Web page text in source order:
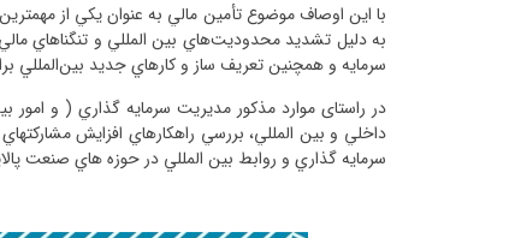
با این اوصاف موضوع تأمين مالي به عنوان يکي از
به دليل تشديد محدوديت‌هاي بين­ المللي و تنگناهاي
سرمايه و همچنين تعريف ساز و کارهاي جديد بين‌المللي
در راستای موارد مذکور مديريت سرمايه ­­گذاري ( و امور
داخلي و بين المللي، بررسي راهكارهاي افزايش
سرمايه­ گذاري و روابط بين­ المللي در حوزه ­هاي صنعت